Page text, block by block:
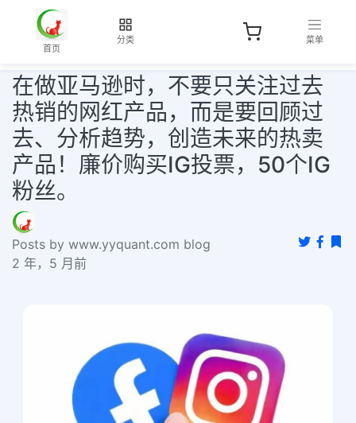
首页
分类 菜单
在做亚马逊时，不要只关注过去
热销的网红产品，而是要回顾过
去、分析趋势，创造未来的热卖
产品！廉价购买IG投票，50个IG
粉丝。
Posts by www.yyquant.com blog
2 年，5 月前